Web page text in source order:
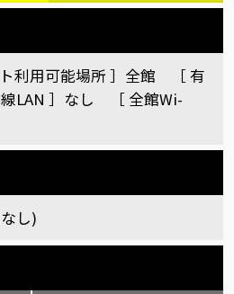
ト利用可能場所 ］全館 ［ 有
LAN ］なし ［ 全館Wi-
し)